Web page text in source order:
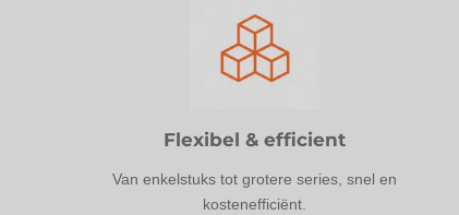
Flexibel & efficient
Van enkelstuks tot grotere series, snel en
kostenefficiënt.